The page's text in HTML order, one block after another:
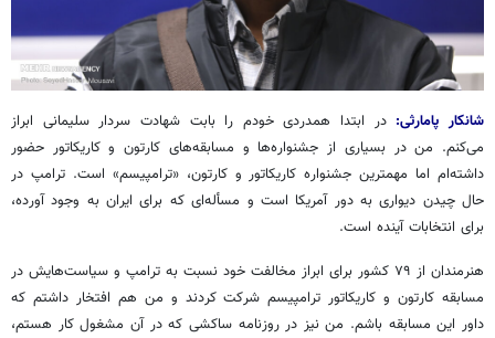
شانکار پامارثی: در ابتدا همدردی خودم را بابت شهادت سردار سلیمانی ابراز
می‌کنم. من در بسیاری از جشنواره‌ها و مسابقه‌های کارتون و کاریکاتور حضور
داشته‌ام اما مهمترین جشنواره کاریکاتور و کارتون، «ترامپیسم» است. ترامپ در
حال چیدن دیواری به دور آمریکا است و مسأله‌ای که برای ایران به وجود آورده،
برای انتخابات آینده است.
هنرمندان از ۷۹ کشور برای ابراز مخالفت خود نسبت به ترامپ و سیاست‌هایش در
مسابقه کارتون و کاریکاتور ترامپیسمشرکت کردند و من هم افتخار داشتم که
داور این مسابقه باشم. من نیز در روزنامهساکشی که در آن مشغول کار هستم،